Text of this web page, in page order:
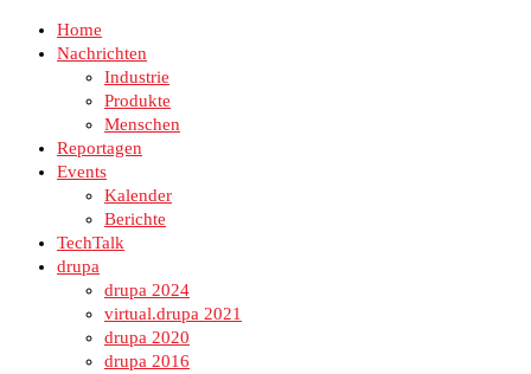
Home
Nachrichten
Industrie
Produkte
Menschen
Reportagen
Events
Kalender
Berichte
TechTalk
drupa
drupa 2024
virtual.drupa 2021
drupa 2020
drupa 2016